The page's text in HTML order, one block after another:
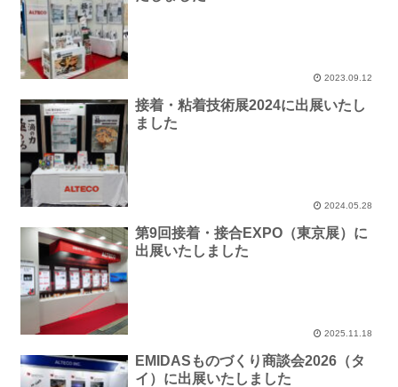
2023.09.12
接着・粘着技術展2024に出展いたし
ました
2024.05.28
第9回接着・接合EXPO（東京展）に
出展いたしました
2025.11.18
EMIDASものづくり商談会2026（タ
イ）に出展いたしました